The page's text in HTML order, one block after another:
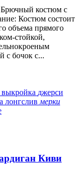
Брючный костюм с
Костюм состоит
объема прямого
стойкой,
с бочок с...
выкройка джерси
лонгслив мерки
Киви